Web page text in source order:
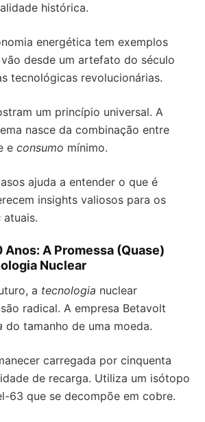
histórica.
energética tem exemplos
desde um artefato do século
tecnológicas revolucionárias.
um princípio universal. A
nasce da combinação entre
e consumo mínimo.
ajuda a entender o que é
insights valiosos para os
atuais.
Anos: A Promessa (Quase)
Nuclear
a tecnologia nuclear
radical. A empresa Betavolt
do tamanho de uma moeda.
carregada por cinquenta
de recarga. Utiliza um isótopo
63 que se decompõe em cobre.